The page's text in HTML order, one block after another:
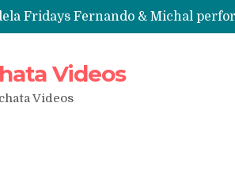
Fridays Fernando & Michal
Videos
Videos